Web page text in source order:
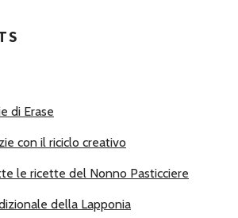
di Erase
con il riciclo creativo
le ricette del Nonno Pasticciere
della Lapponia